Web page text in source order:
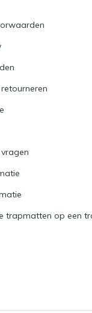
trapmatten op een